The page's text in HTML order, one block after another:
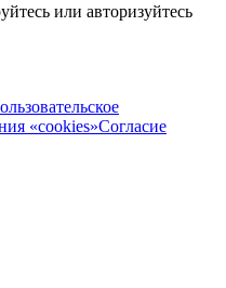
или авторизуйтесь
«cookies»Согласие